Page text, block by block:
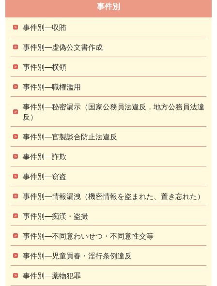
事件別
事件別―収賄
事件別―虚偽公文書作成
事件別―横領
事件別―職権濫用
事件別―秘密漏示（国家公務員法違反，地方公務員法違
反）
事件別―官製談合防止法違反
事件別―詐欺
事件別―窃盗
事件別―情報漏洩（機密情報を盗まれた、置き忘れた）
事件別―痴漢・盗撮
事件別―不同意わいせつ・不同意性交等
事件別―児童買春・淫行条例違反
事件別―薬物犯罪